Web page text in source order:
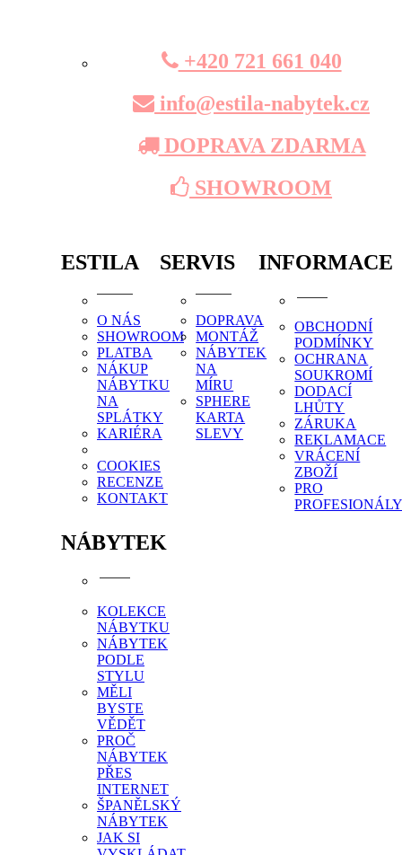
+420 721 661 040
info@estila-nabytek.cz
DOPRAVA ZDARMA
SHOWROOM
ESTILA
O NÁS
SHOWROOM
PLATBA
NÁKUP
NÁBYTKU
NA
SPLÁTKY
KARIÉRA
COOKIES
RECENZE
KONTAKT
SERVIS
DOPRAVA
MONTÁŽ
NÁBYTEK
NA
MÍRU
SPHERE
KARTA
SLEVY
INFORMACE
OBCHODNÍ
PODMÍNKY
OCHRANA
SOUKROMÍ
DODACÍ
LHŮTY
ZÁRUKA
REKLAMACE
VRÁCENÍ
ZBOŽÍ
PRO
NÁBYTEK
KOLEKCE
NÁBYTKU
NÁBYTEK
PODLE
STYLU
MĚLI
BYSTE
VĚDĚT
PROČ
NÁBYTEK
PŘES
INTERNET
ŠPANĚLSKÝ
NÁBYTEK
JAK SI